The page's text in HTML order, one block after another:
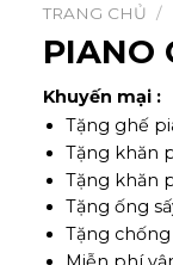
TRANG CHỦ /
PIANO
Khuyến mại :
Tặng ghế
Tặng khăn
Tặng khăn
Tặng ống
Tặng